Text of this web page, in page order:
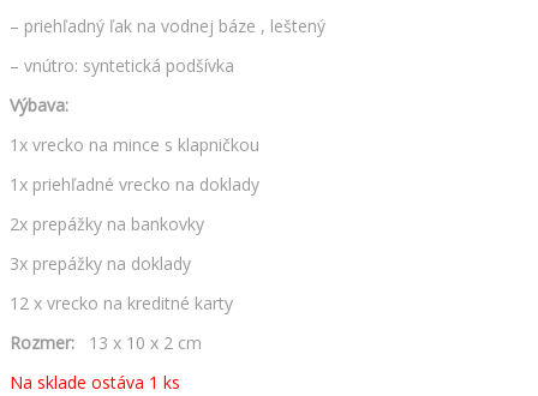
– priehľadný ľak na vodnej báze , leštený
– vnútro: syntetická podšívka
Výbava:
1x vrecko na mince s klapničkou
1x priehľadné vrecko na doklady
2x prepážky na bankovky
3x prepážky na doklady
12 x vrecko na kreditné karty
Rozmer: 13 x 10 x 2 cm
Na sklade ostáva 1 ks